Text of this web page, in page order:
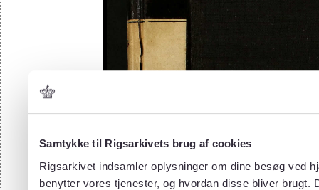
Samtykke til Rigsarkivets brug af cookies
Rigsarkivet indsamler oplysninger om dine besøg ved
benytter vores tjenester, og hvordan disse bliver